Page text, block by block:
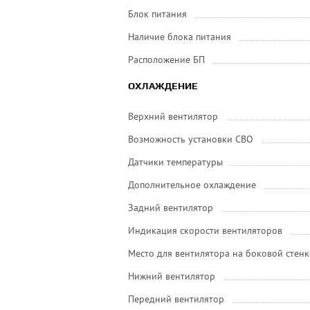
Блок питания
Наличие блока питания
Расположение БП
ОХЛАЖДЕНИЕ
Верхний вентилятор
Возможность установки СВО
Датчики температуры
Дополнительное охлаждение
Задний вентилятор
Индикация скорости вентиляторов
Место для вентилятора на боковой
Нижний вентилятор
Передний вентилятор